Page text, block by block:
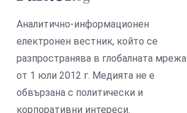
Аналитично-информационен
електронен вестник, който се
разпространява в глобалната мрежа
от 1 юли 2012 г. Медията не е
обвързана с политически и
корпоративни интереси.